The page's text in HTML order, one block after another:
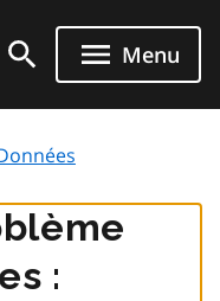
Menu
: